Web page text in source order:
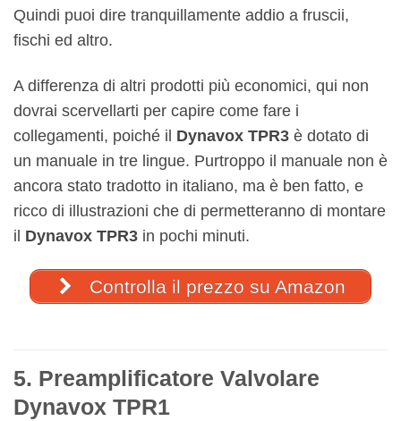
Quindi puoi dire tranquillamente addio a fruscii,
fischi ed altro.
A differenza di altri prodotti più economici, qui non
dovrai scervellarti per capire come fare i
collegamenti, poiché il Dynavox TPR3 è dotato di
un manuale in tre lingue. Purtroppo il manuale non è
ancora stato tradotto in italiano, ma è ben fatto, e
ricco di illustrazioni che di permetteranno di montare
il Dynavox TPR3 in pochi minuti.
Controlla il prezzo su Amazon
5. Preamplificatore Valvolare
Dynavox TPR1